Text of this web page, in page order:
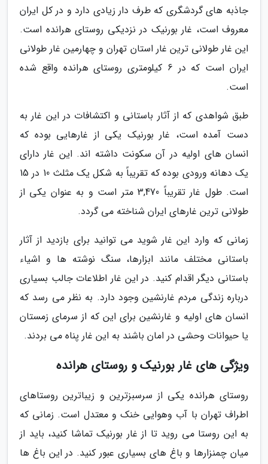
جاذبه های گردشگری که طرف دار زیادی دارد و در کل ایران
معروف است، غار بورنیک در نزدیکی روستای هرانده است.
این غار طولانی ترین غار استان تهران و چهارمین غار طولانی
ایران است که در 6 کیلومتری روستای هرانده واقع شده
است.
طبق شواهدی که از آثار باستانی و اکتشافات در این غار به
دست آمده است، غار بورنیک یکی از غارهایی بوده که
انسان های اولیه در آن سکونت داشته اند. این غار دارای
یک دهانه ورودی بوده که تقریباً به شکل یک مثلث 10 در 15
است. طول غار تقریباً 3,470 متر است و به عنوان یکی از
طولانی ترین غارهای ایران شناخته می گردد.
زمانی که وارد این غار شوید می توانید برای بازدید از آثار
باستانی مختلف مانند ابزارها، سنگ نوشته ها و اشیاء
باستانی دیگر اقدام کنید. در این غار اطلاعات جالب بسیاری
درباره زندگی مردم غارنشین وجود دارد. به نظر می رسد که
انسان های اولیه و غارنشین برای این که از سرمای زمستان
یا حیوانات وحشی در امان باشند به این غار پناه می بردند.
ویژگی های غار بورنیک و روستای هرانده
روستای هرانده یکی از سرسبزترین و زیباترین روستاهای
اطراف تهران با آب وهوایی خنک و معتدل است. زمانی که
به این روستا می روید تا از غار بورنیک تماشا کنید، باید از
میان چمنزارها و باغ های بسیاری عبور کنید. در این باغ ها